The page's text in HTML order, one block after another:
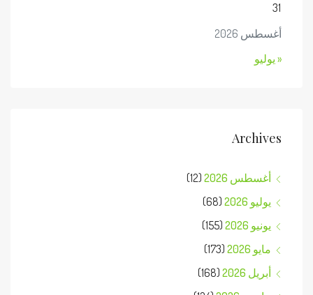
أغسطس 2026
31
« يوليو
Archives
أغسطس 2026
(12)
يوليو 2026
(68)
يونيو 2026
(155)
مايو 2026
(173)
أبريل 2026
(168)